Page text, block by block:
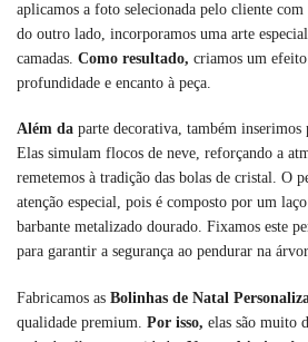
aplicamos a foto selecionada pelo cliente com
do outro lado, incorporamos uma arte
camadas. Como resultado, criamos um
profundidade e encanto à peça.
Além da parte decorativa, também inserimos
Elas simulam flocos de neve, reforçando a
remetemos à tradição das bolas de cristal. O
atenção especial, pois é composto por um
barbante metalizado dourado. Fixamos este
para garantir a segurança ao pendurar na
Fabricamos as Bolinhas de Natal
qualidade premium. Por isso, elas são muito